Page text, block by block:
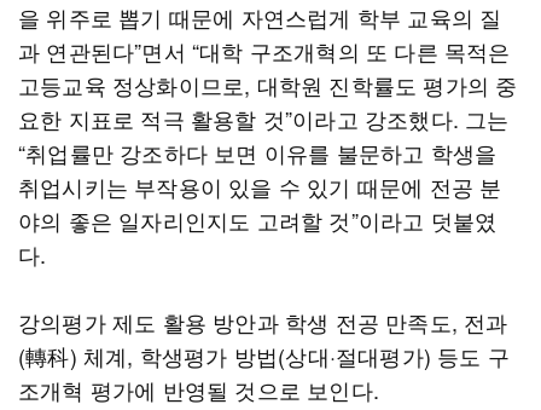
을 위주로 뽑기 때문에 자연스럽게 학부 교육의 질
과 연관된다”면서 “대학 구조개혁의 또 다른 목적은
고등교육 정상화이므로, 대학원 진학률도 평가의 중
요한 지표로 적극 활용할 것”이라고 강조했다. 그는
“취업률만 강조하다 보면 이유를 불문하고 학생을
취업시키는 부작용이 있을 수 있기 때문에 전공 분
야의 좋은 일자리인지도 고려할 것”이라고 덧붙였
다.
강의평가 제도 활용 방안과 학생 전공 만족도, 전과
(轉科) 체계, 학생평가 방법(상대·절대평가) 등도 구
조개혁 평가에 반영될 것으로 보인다.